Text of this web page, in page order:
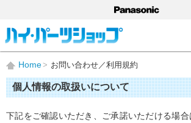
Home お問い合わせ／利用規約
個人情報の取扱いについて
下記をご確認いただき、ご承諾いただける場